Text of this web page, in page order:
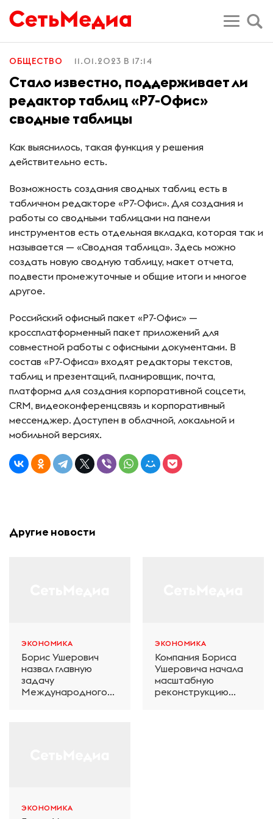
ОБЩЕСТВО 11.01.2023 В 17:14
Стало известно, поддерживает ли
редактор таблиц «Р7-Офис»
сводные таблицы
Как выяснилось, такая функция у решения
действительно есть.
Возможность создания сводных таблиц есть в
табличном редакторе «Р7-Офис». Для создания и
работы со сводными таблицами на панели
инструментов есть отдельная вкладка, которая так и
называется — «Сводная таблица». Здесь можно
создать новую сводную таблицу, макет отчета,
подвести промежуточные и общие итоги и многое
другое.
Российский офисный пакет «Р7-Офис» —
кроссплатформенный пакет приложений для
совместной работы с офисными документами. В
состав «Р7-Офиса» входят редакторы текстов,
таблиц и презентаций, планировщик, почта,
платформа для создания корпоративной соцсети,
СRM, видеоконференцсвязь и корпоративный
мессенджер. Доступен в облачной, локальной и
мобильной версиях.
Другие новости
ЭКОНОМИКА
Борис Ушерович
назвал главную
задачу
Международного
ЭКОНОМИКА
Компания Бориса
Ушеровича начала
масштабную
реконструкцию
ЭКОНОМИКА